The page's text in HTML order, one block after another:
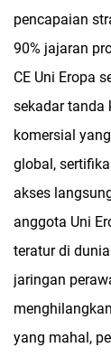
pencapaian
90% jajaran
CE Uni Eropa
sekadar tanda
komersial
global,
akses
anggota Uni
teratur di
jaringan
yang mahal,